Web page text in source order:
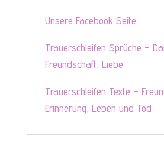
Unsere Facebook Seite
Trauerschleifen Sprüche –
Freundschaft, Liebe
Trauerschleifen Texte –
Erinnerung, Leben und Tod